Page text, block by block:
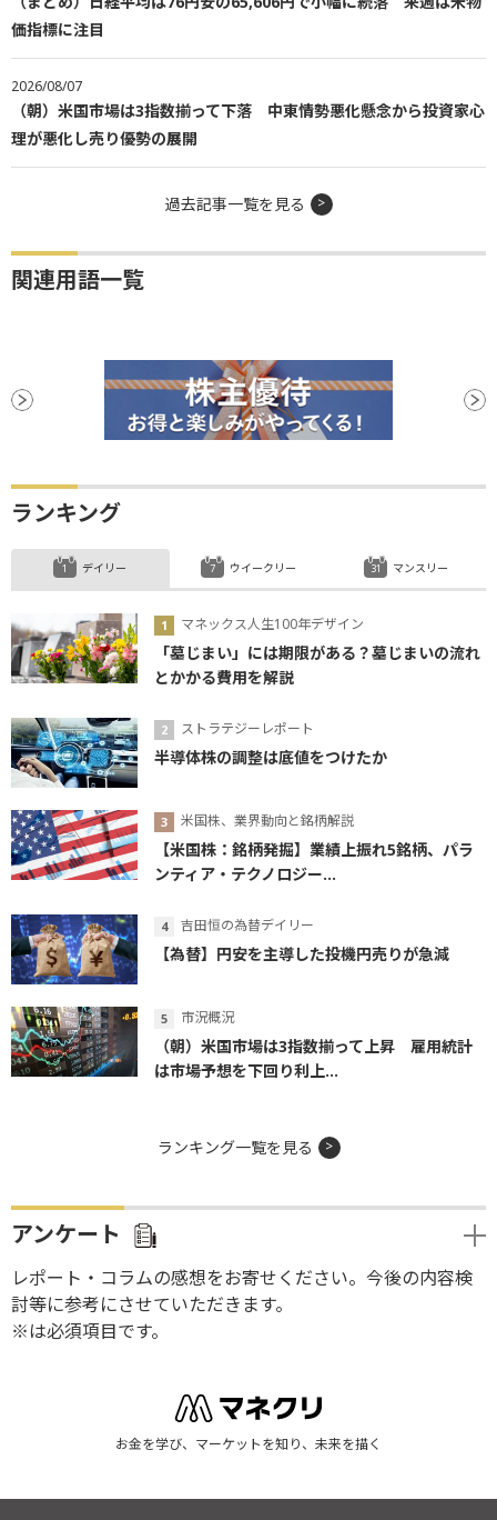
価指標に注目
2026/08/07
（朝）米国市場は3指数揃って下落 中東情勢悪化懸念から投資家心
理が悪化し売り優勢の展開
過去記事一覧を見る
関連用語一覧
ランキング
デイリー
マネックス人生100年デザイン
「墓じまい」には期限がある？墓じまいの流れ
とかかる費用を解説
ストラテジーレポート
半導体株の調整は底値をつけたか
米国株、業界動向と銘柄解説
【米国株：銘柄発掘】業績上振れ5銘柄、パラ
ンティア・テクノロジー...
吉田恒の為替デイリー
【為替】円安を主導した投機円売りが急減
市況概況
（朝）米国市場は3指数揃って上昇 雇用統計
は市場予想を下回り利上...
ウイークリー マンスリー
ランキング一覧を見る
アンケート
レポート・コラムの感想をお寄せください。今後の内容検
討等に参考にさせていただきます。
※は必須項目です。
お金を学び、マーケットを知り、未来を描く